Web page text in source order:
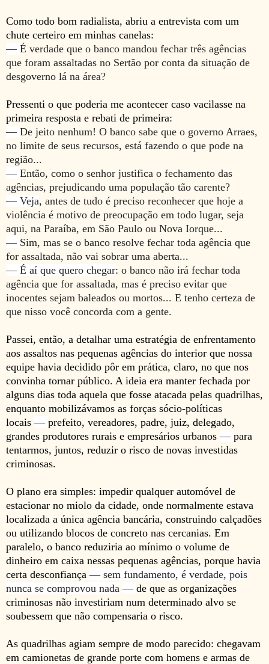
Como todo bom radialista, abriu a entrevista com um
chute certeiro em minhas canelas:
— É verdade que o banco mandou fechar três agências
que foram assaltadas no Sertão por conta da situação de
desgoverno lá na área?
Pressenti o que poderia me acontecer caso vacilasse na
primeira resposta e rebati de primeira:
— De jeito nenhum! O banco sabe que o governo Arraes,
no limite de seus recursos, está fazendo o que pode na
região...
— Então, como o senhor justifica o fechamento das
agências, prejudicando uma população tão carente?
— Veja, antes de tudo é preciso reconhecer que hoje a
violência é motivo de preocupação em todo lugar, seja
aqui, na Paraíba, em São Paulo ou Nova Iorque...
— Sim, mas se o banco resolve fechar toda agência que
for assaltada, não vai sobrar uma aberta...
— É aí que quero chegar: o banco não irá fechar toda
agência que for assaltada, mas é preciso evitar que
inocentes sejam baleados ou mortos... E tenho certeza de
que nisso você concorda com a gente.
Passei, então, a detalhar uma estratégia de enfrentamento
aos assaltos nas pequenas agências do interior que nossa
equipe havia decidido pôr em prática, claro, no que nos
convinha tornar público. A ideia era manter fechada por
alguns dias toda aquela que fosse atacada pelas quadrilhas,
enquanto mobilizávamos as forças sócio-políticas
locais— prefeito, vereadores, padre, juiz, delegado,
grandes produtores rurais e empresários urbanos— para
tentarmos, juntos, reduzir o risco de novas investidas
criminosas.
O plano era simples: impedir qualquer automóvel de
estacionar no miolo da cidade, onde normalmente estava
localizada a única agência bancária, construindo calçadões
ou utilizando blocos de concreto nas cercanias. Em
paralelo, o banco reduziria ao mínimo o volume de
dinheiro em caixa nessas pequenas agências, porque havia
certa desconfiança — sem fundamento, é verdade, pois
nunca se comprovou nada — de que as organizações
criminosas não investiriam num determinado alvo se
soubessem que não compensaria o risco.
As quadrilhas agiam sempre de modo parecido: chegavam
em camionetas de grande porte com homens e armas de